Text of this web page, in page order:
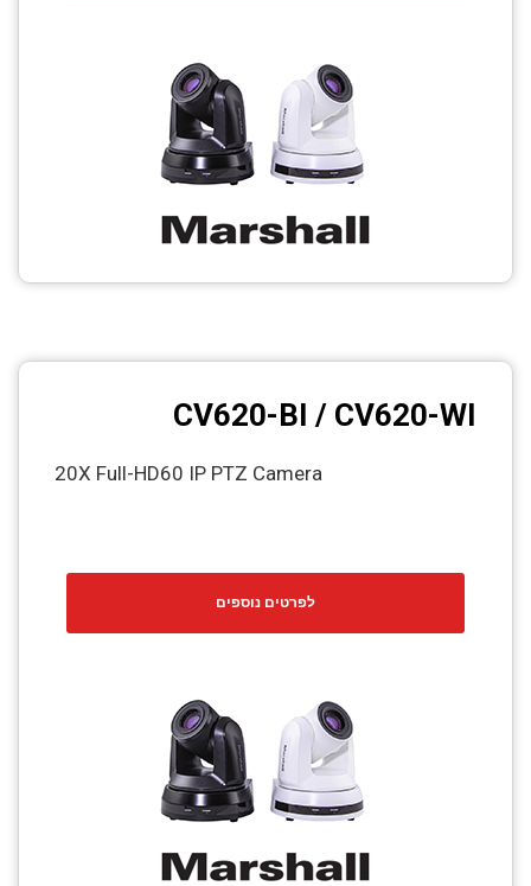
CV620-BI / CV620-WI
20X Full-HD60 IP PTZ Camera
לפרטים נוספים